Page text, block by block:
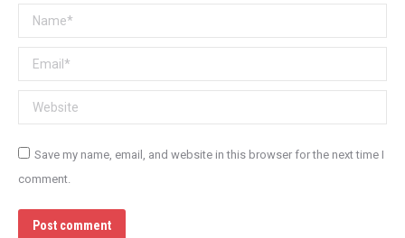
Name *
Email *
Website
Save my name, email, and website in this browser for the next time I
comment.
Post comment